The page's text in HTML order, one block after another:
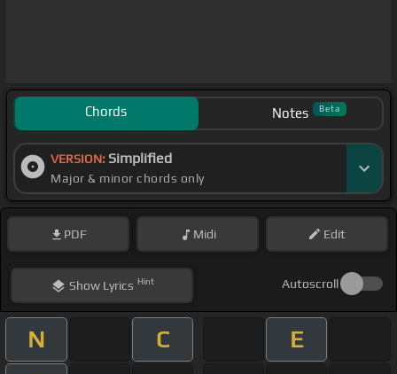
Chords Notes Beta
VERSION: Simplified
Major & minor chords only
PDF Midi Edit
ShowLyrics Hint Autoscroll
N C
E